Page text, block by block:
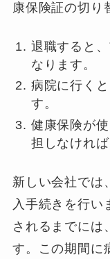
康保険証の切り
退職すると
なります。
病院に行く
す。
健康保険が
担しなければ
新しい会社では
入手続きを行い
されるまでには
す。この期間に